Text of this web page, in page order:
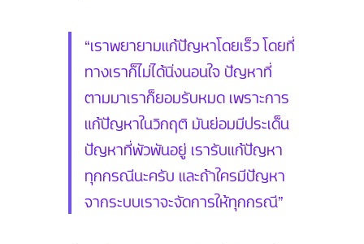
“เราพยายามแก้ปัญหาโดยเร็ว โดยที่
ทางเราก็ไม่ได้นิ่งนอนใจ ปัญหาที่
ตามมาเราก็ยอมรับหมด เพราะการ
แก้ปัญหาในวิกฤติ มันย่อมมีประเด็น
ปัญหาที่พัวพันอยู่ เรารับแก้ปัญหา
ทุกกรณีนะครับ และถ้าใครมีปัญหา
จากระบบเราจะจัดการให้ทุกกรณี”